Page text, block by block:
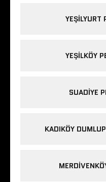
YEŞILYURT
YEŞILKÖY
SUADIYE
KADIKÖY